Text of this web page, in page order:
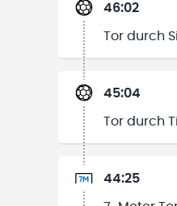
46:02
Tor durch
45:04
Tor durch
44:25